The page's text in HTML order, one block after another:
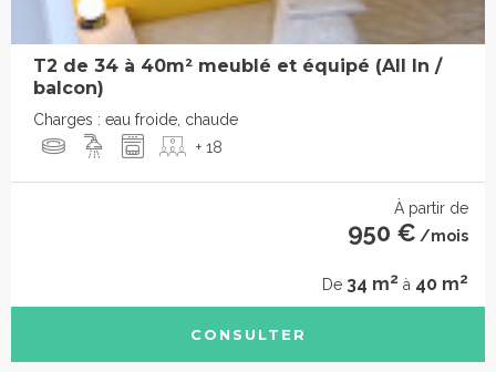
T2 de 34 à 40m² meublé et équipé (All In /
balcon)
Charges : eau froide, chaude
+ 18
À partir de
950 € /mois
De 34 m2 à 40 m2
CONSULTER